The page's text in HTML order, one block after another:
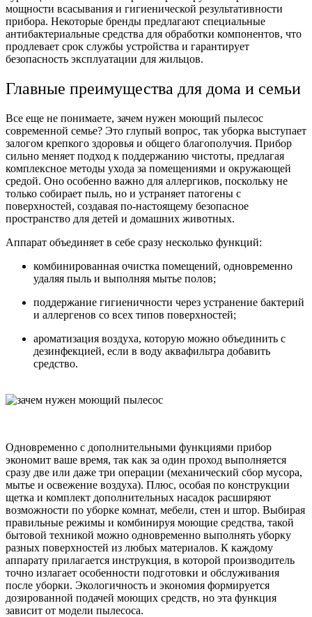
мощности всасывания и гигиенической результативности
прибора. Некоторые бренды предлагают специальные
антибактериальные средства для обработки компонентов, что
продлевает срок службы устройства и гарантирует
безопасность эксплуатации для жильцов.
Главные преимущества для дома и семьи
Все еще не понимаете, зачем нужен моющий пылесос
современной семье? Это глупый вопрос, так уборка выступает
залогом крепкого здоровья и общего благополучия. Прибор
сильно меняет подход к поддержанию чистоты, предлагая
комплексное методы ухода за помещениями и окружающей
средой. Оно особенно важно для аллергиков, поскольку не
только собирает пыль, но и устраняет патогены с
поверхностей, создавая по-настоящему безопасное
пространство для детей и домашних животных.
Аппарат объединяет в себе сразу несколько функций:
комбинированная очистка помещений, одновременно
удаляя пыль и выполняя мытье полов;
поддержание гигиеничности через устранение бактерий
и аллергенов со всех типов поверхностей;
ароматизация воздуха, которую можно объединить с
дезинфекцией, если в воду аквафильтра добавить
средство.
Одновременно с дополнительными функциями прибор
экономит ваше время, так как за один проход выполняется
сразу две или даже три операции (механический сбор мусора,
мытье и освежение воздуха). Плюс, особая по конструкции
щетка и комплект дополнительных насадок расширяют
возможности по уборке комнат, мебели, стен и штор. Выбирая
правильные режимы и комбинируя моющие средства, такой
бытовой техникой можно одновременно выполнять уборку
разных поверхностей из любых материалов. К каждому
аппарату прилагается инструкция, в которой производитель
точно излагает особенности подготовки и обслуживания
после уборки. Экологичность и экономия формируется
дозированной подачей моющих средств, но эта функция
зависит от модели пылесоса.